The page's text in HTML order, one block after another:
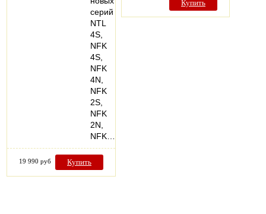
серий
NTL
4S,
NFK
4S,
NFK
4N,
NFK
2S,
NFK
2N,
NFK…
19 990 руб Купить
Купить